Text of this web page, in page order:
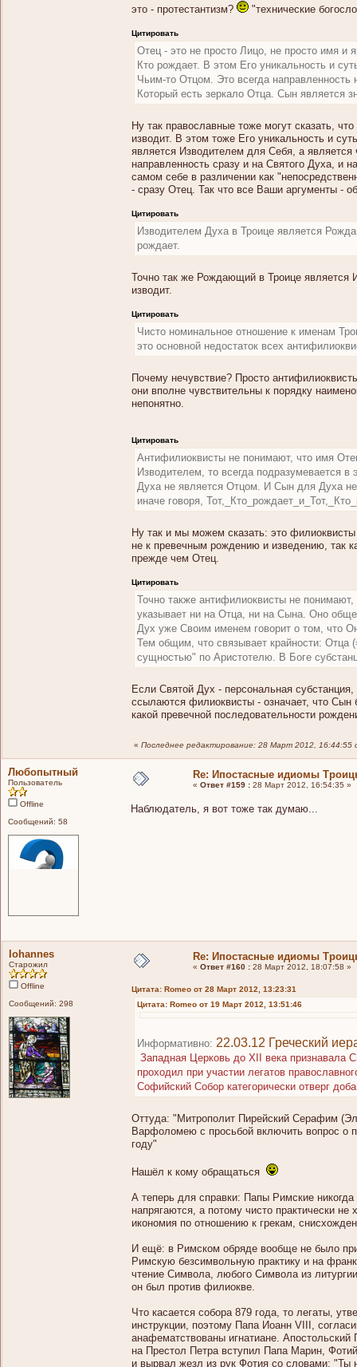
это - протестантизм? "технические
Цитировать
Отец - это не просто Лицо, не просто имя
Кто рождает. В этом Его уникальность и
Чьим-то Отцом. Это всегда
Который есть зеркало Отца. Сын является
Ну так православные тоже могут сказать,
изводит. В этом тоже Его уникальность и
является Изводителем для Себя, а
направленность сразу и на Святого Духа,
самом себе в различении как
- сразу Отец. Так что все Ваши аргументы -
Цитировать
Изводителем Духа в Троице является
рождает.
Точно так же Рождающий в Троице является
изводит.
Цитировать
Чисто номинальное отношение к именам
это основной недостаток всех
Почему нечувствие? Просто
они вполне чувствительны к порядку
непонятно.
Цитировать
Антифилиоквисты не понимают, что имя
Изводителем, то всегда подразумевается
Духа не является Отцом. И Сын для Духа
иначе говоря,
Ну так и мы можем сказать: это филиоквисты
не к превечным рождению и изведению, так
прежде чем Отец.
Цитировать
Точно также антифилиоквисты не
указывает ни на Отца, ни на Сына. Оно
Дух уже Своим именем говорит о том, что
Тем общим, что связывает крайности: Отца
сущностью" по Аристотелю. В Боге
Если Святой Дух - персональная
ссылаются филиоквисты - означает, что
какой превечной последовательности
« Последнее редактирование: 28 Март 2012,
Любопытный
Пользователь
Offline
Сообщений: 58
Re: Ипостасные идиомы
« Ответ #159 : 28 Март 2012, 16:54:35 »
Наблюдатель, я вот тоже так думаю...
Iohannes
Старожил
Offline
Сообщений: 298
Re: Ипостасные идиомы
« Ответ #160 : 28 Март 2012, 18:07:58 »
Цитата: Romeo от 28 Март 2012, 13:23:31
Цитата: Romeo от 19 Март 2012, 13:51:46
Информативно: 22.03.12 Греческий
Западная Церковь до XII века
проходил при участии легатов
Софийский Собор категорически отверг
Оттуда: "Mитрополит Пирейский Серафим
Варфоломею с просьбой включить вопрос о
году"
Нашёл к кому обращаться
А теперь для справки: Папы Римские
напрягаются, а потому чисто практически
икономия по отношению к грекам,
И ещё: в Римском обряде вообще не было
Римскую безсимвольную практику и на
чтение Символа, любого Символа из
он был против филиокве.
Что касается собора 879 года, то легаты,
инструкции, поэтому Папа Иоанн VIII,
анафематствованы игнатиане.
на Престол Петра вступил Папа Марин,
и вырвал жезл из рук Фотия со словами: "Ты